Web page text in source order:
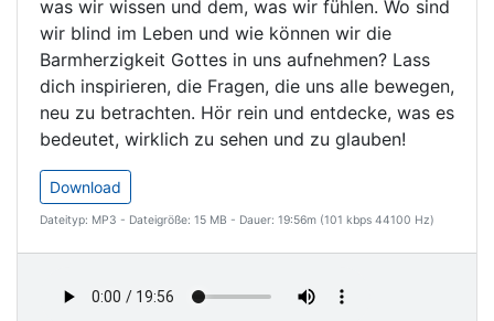
was wir wissen und dem, was wir fühlen. Wo sind
wir blind im Leben und wie können wir die
Barmherzigkeit Gottes in uns aufnehmen? Lass
dich inspirieren, die Fragen, die uns alle bewegen,
neu zu betrachten. Hör rein und entdecke, was es
bedeutet, wirklich zu sehen und zu glauben!
Download
Dateityp: MP3 - Dateigröße: 15 MB - Dauer: 19:56m (101 kbps 44100 Hz)